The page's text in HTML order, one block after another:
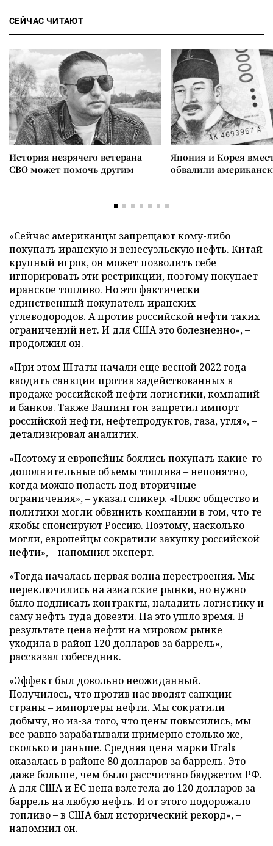
СЕЙЧАС ЧИТАЮТ
История незрячего ветерана
СВО может помочь другим
Япония и Корея
обвалили
«Сейчас американцы запрещают кому-либо
покупать иранскую и венесуэльскую нефть. Китай
крупный игрок, он может позволить себе
игнорировать эти рестрикции, поэтому покупает
иранское топливо. Но это фактически
единственный покупатель иранских
углеводородов. А против российской нефти таких
ограничений нет. И для США это болезненно», –
продолжил он.
«При этом Штаты начали еще весной 2022 года
вводить санкции против задействованных в
продаже российской нефти логистики, компаний
и банков. Также Вашингтон запретил импорт
российской нефти, нефтепродуктов, газа, угля», –
детализировал аналитик.
«Поэтому и европейцы боялись покупать какие-то
дополнительные объемы топлива – непонятно,
когда можно попасть под вторичные
ограничения», – указал спикер. «Плюс общество и
политики могли обвинить компании в том, что те
якобы спонсируют Россию. Поэтому, насколько
могли, европейцы сократили закупку российской
нефти», – напомнил эксперт.
«Тогда началась первая волна перестроения. Мы
переключились на азиатские рынки, но нужно
было подписать контракты, наладить логистику и
саму нефть туда довезти. На это ушло время. В
результате цена нефти на мировом рынке
уходила в район 120 долларов за баррель», –
рассказал собеседник.
«Эффект был довольно неожиданный.
Получилось, что против нас вводят санкции
страны – импортеры нефти. Мы сократили
добычу, но из-за того, что цены повысились, мы
все равно зарабатывали примерно столько же,
сколько и раньше. Средняя цена марки Urals
оказалась в районе 80 долларов за баррель. Это
даже больше, чем было рассчитано бюджетом РФ.
А для США и ЕС цена взлетела до 120 долларов за
баррель на любую нефть. И от этого подорожало
топливо – в США был исторический рекорд», –
напомнил он.